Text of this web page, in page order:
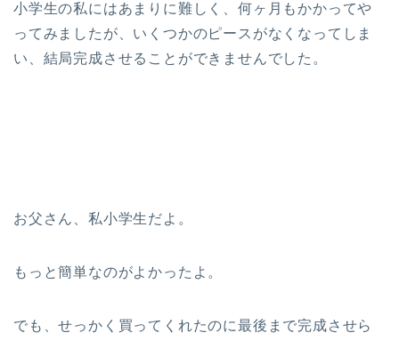
小学生の私にはあまりに難しく、何ヶ月もかかってや
ってみましたが、いくつかのピースがなくなってしま
い、結局完成させることができませんでした。
お父さん、私小学生だよ。
もっと簡単なのがよかったよ。
でも、せっかく買ってくれたのに最後まで完成させら